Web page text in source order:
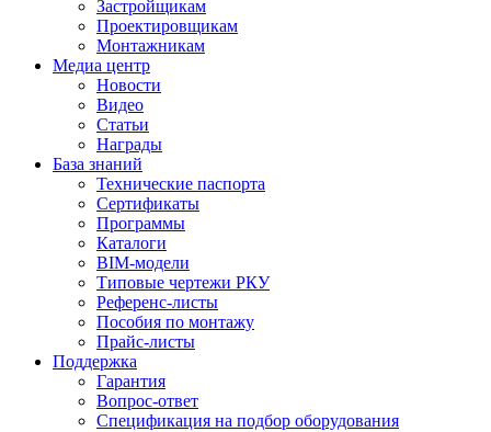
Застройщикам
Проектировщикам
Монтажникам
Медиа центр
Новости
Видео
Статьи
Награды
База знаний
Технические паспорта
Сертификаты
Программы
Каталоги
BIM-модели
Типовые чертежи РКУ
Референс-листы
Пособия по монтажу
Прайс-листы
Поддержка
Гарантия
Вопрос-ответ
Спецификация на подбор оборудования